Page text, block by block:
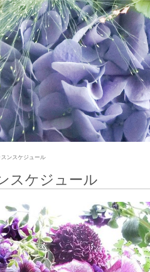
スンスケジュール
スケジュール